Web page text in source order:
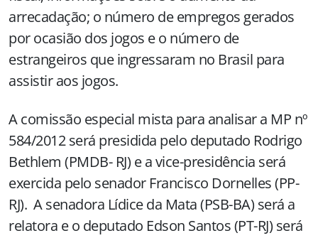
arrecadação; o número de empregos gerados
por ocasião dos jogos e o número de
estrangeiros que ingressaram no Brasil para
assistir aos jogos.
A comissão especial mista para analisar a MP nº
584/2012 será presidida pelo deputado Rodrigo
Bethlem (PMDB- RJ) e a vice-presidência será
exercida pelo senador Francisco Dornelles (PP-
RJ). A senadora Lídice da Mata (PSB-BA) será a
relatora e o deputado Edson Santos (PT-RJ) será